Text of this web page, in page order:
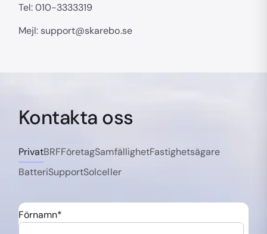
Tel: 010-3333319
Mejl: support@skarebo.se
Kontakta oss
PrivatBRFFöretagSamfällighetFastighetsägare
BatteriSupportSolceller
Förnamn*